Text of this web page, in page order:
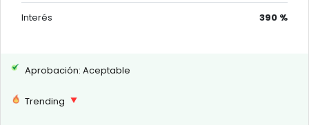
Interés 390 %
Aprobación: Aceptable
Trending